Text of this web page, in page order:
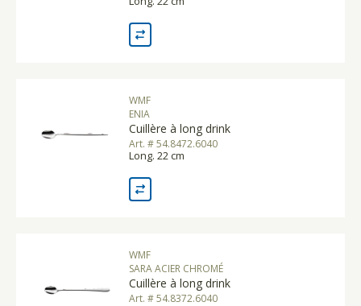
WMF
ENIA
Cuillère à long drink
Art. # 54.8472.6040
Long. 22 cm
WMF
SARA ACIER CHROMÉ
Cuillère à long drink
Art. # 54.8372.6040